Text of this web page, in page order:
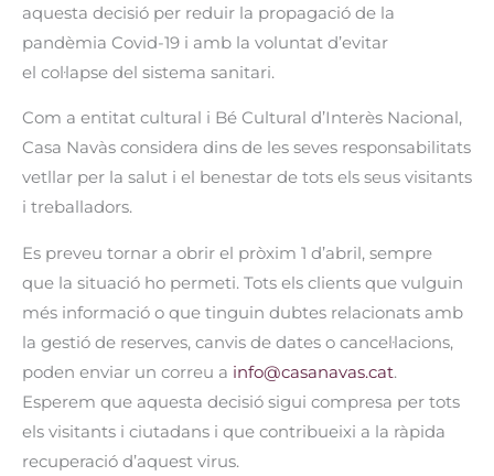
aquesta decisió per reduir la propagació de la
pandèmia Covid-19 i amb la voluntat d’evitar
el col·lapse del sistema sanitari.
Com a entitat cultural i Bé Cultural d’Interès Nacional,
Casa Navàs considera dins de les seves responsabilitats
vetllar per la salut i el benestar de tots els seus visitants
i treballadors.
Es preveu tornar a obrir el pròxim 1 d’abril, sempre
que la situació ho permeti. Tots els clients que vulguin
més informació o que tinguin dubtes relacionats amb
la gestió de reserves, canvis de dates o cancel·lacions,
poden enviar un correu a info@casanavas.cat.
Esperem que aquesta decisió sigui compresa per tots
els visitants i ciutadans i que contribueixi a la ràpida
recuperació d’aquest virus.